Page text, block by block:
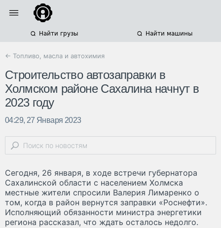
Найти грузы Найти машины
← Топливо, масла и автохимия
Строительство автозаправки в
Холмском районе Сахалина начнут в
2023 году
04:29, 27 Января 2023
Сегодня, 26 января, в ходе встречи губернатора
Сахалинской области с населением Холмска
местные жители спросили Валерия Лимаренко о
том, когда в район вернутся заправки «Роснефти».
Исполняющий обязанности министра энергетики
региона рассказал, что ждать осталось недолго.